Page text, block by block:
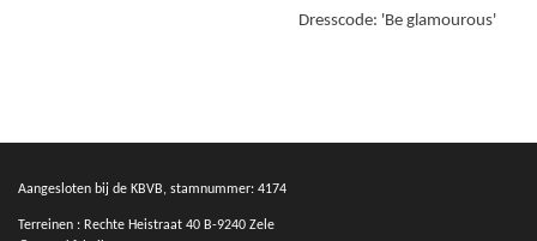
Dresscode: 'Be glamourous'
Aangesloten bij de KBVB, stamnummer: 4174
Terreinen : Rechte Heistraat 40 B-9240 Zele